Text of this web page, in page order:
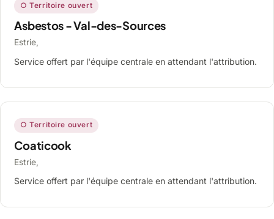
○ Territoire ouvert
Asbestos - Val-des-Sources
Estrie,
Service offert par l'équipe centrale en attendant l'attribution.
○ Territoire ouvert
Coaticook
Estrie,
Service offert par l'équipe centrale en attendant l'attribution.